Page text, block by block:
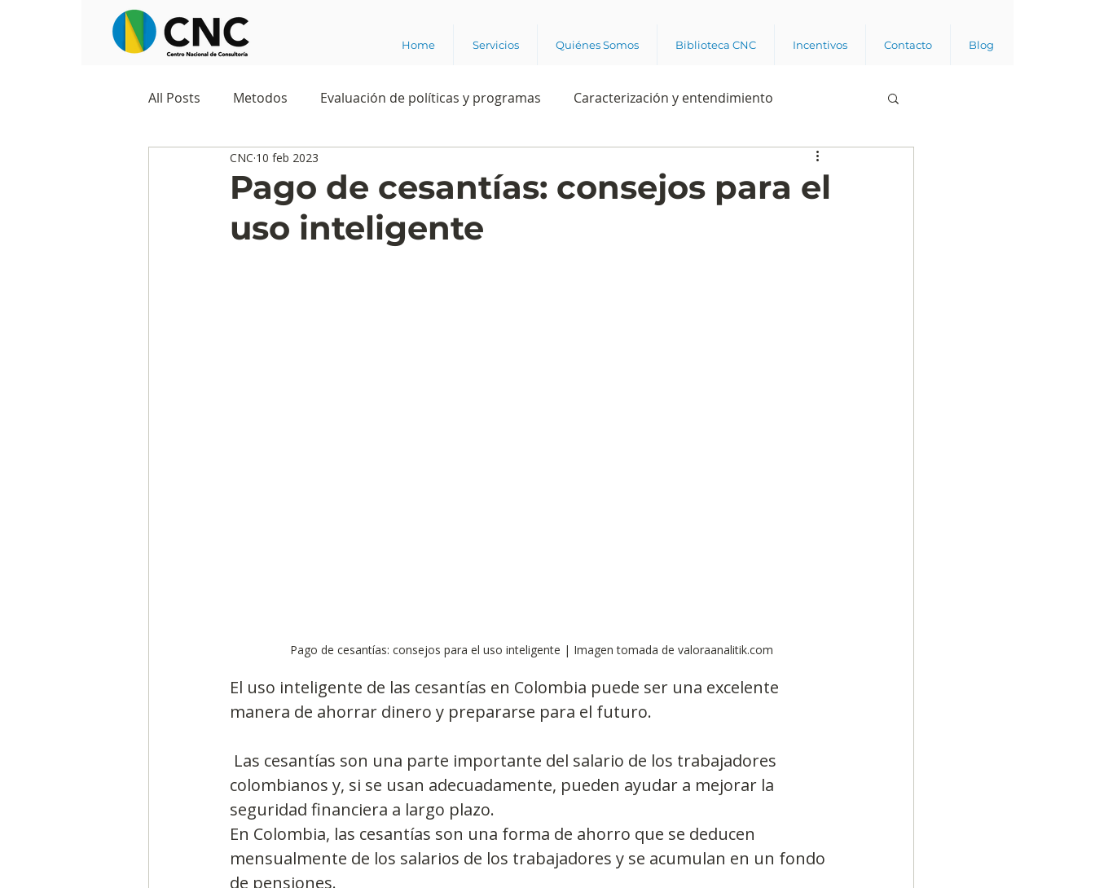
Home Servicios Quiénes Somos Biblioteca CNC Incentivos Contacto Blog
All Posts Metodos Evaluación de políticas y programas Caracterización y entendimiento
Observatorios sociales Business analytics
Predicciones y tendencias Rating Política
Pago de cesantías: consejos para el
uso inteligente
CNC 10 feb 2023
Pago de cesantías: consejos para el uso inteligente | Imagen tomada de valoraanalitik.com
El uso inteligente de las cesantías en Colombia puede ser una excelente
manera de ahorrar dinero y prepararse para el futuro.
colombianos y, si se usan adecuadamente, pueden ayudar a mejorar la
seguridad financiera a largo plazo.
En Colombia, las cesantías son una forma de ahorro que se deducen
mensualmente de los salarios de los trabajadores y se acumulan en un fondo
de pensiones.